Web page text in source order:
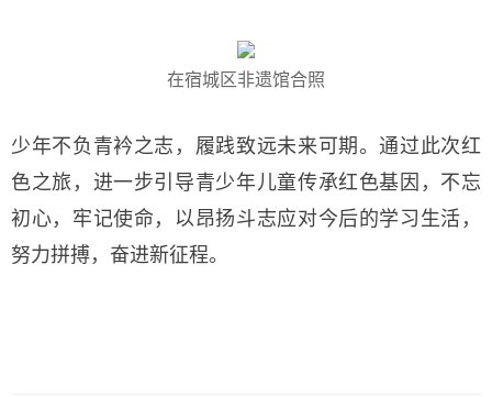
在宿城区非遗馆合照
少年不负青衿之志，履践致远未来可期。通过此次红
色之旅，进一步引导青少年儿童传承红色基因，不忘
初心，牢记使命，以昂扬斗志应对今后的学习生活，
努力拼搏，奋进新征程。